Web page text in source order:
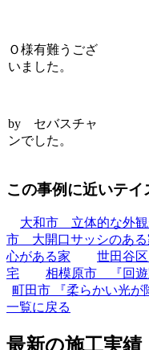
Ｏ様有難うござ
いました。
by セバスチャ
ンでした。
この事例に近いテイ
大和市 立体的な外
市 大開口サッシのあ
心がある家
世田谷
宅
相模原市 『回遊
町田市 『柔らかい光が
一覧に戻る
最新の施工実績